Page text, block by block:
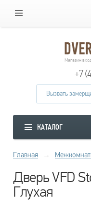
Магазин
+7
Вызвать
КАТАЛОГ
Главная →
Дверь VFD
Глухая